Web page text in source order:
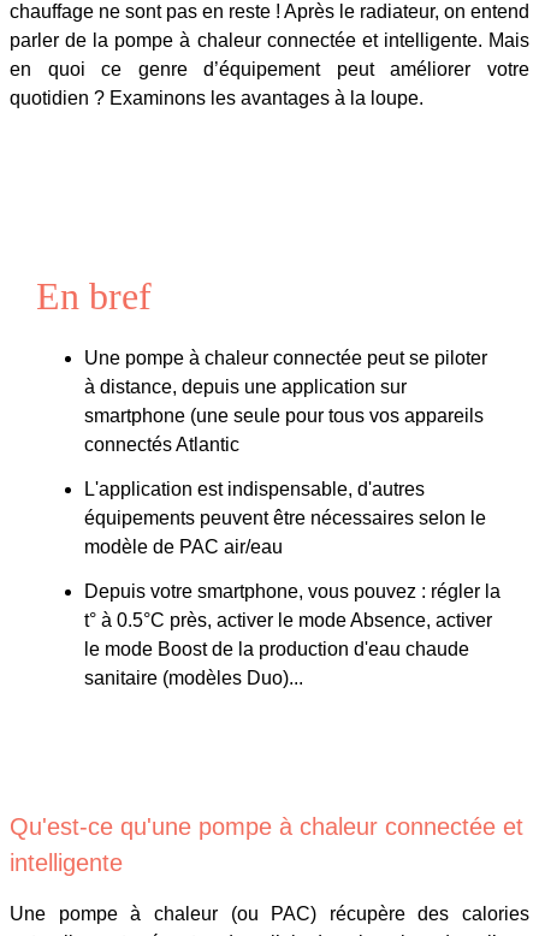
chauffage ne sont pas en reste ! Après le radiateur, on entend
parler de la pompe à chaleur connectée et intelligente. Mais
en quoi ce genre d’équipement peut améliorer votre
quotidien ? Examinons les avantages à la loupe.
En bref
Une pompe à chaleur connectée peut se piloter
à distance, depuis une application sur
smartphone (une seule pour tous vos appareils
connectés Atlantic
L'application est indispensable, d'autres
équipements peuvent être nécessaires selon le
modèle de PAC air/eau
Depuis votre smartphone, vous pouvez : régler la
t° à 0.5°C près, activer le mode Absence, activer
le mode Boost de la production d'eau chaude
sanitaire (modèles Duo)...
Qu'est-ce qu'une pompe à chaleur connectée et
intelligente
Une pompe à chaleur (ou PAC) récupère des calories